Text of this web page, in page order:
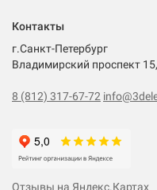
Контакты
г.Санкт-Петербург
Владимирский проспект
8 (812) 317-67-72
Отзывы на Яндекс.Картах